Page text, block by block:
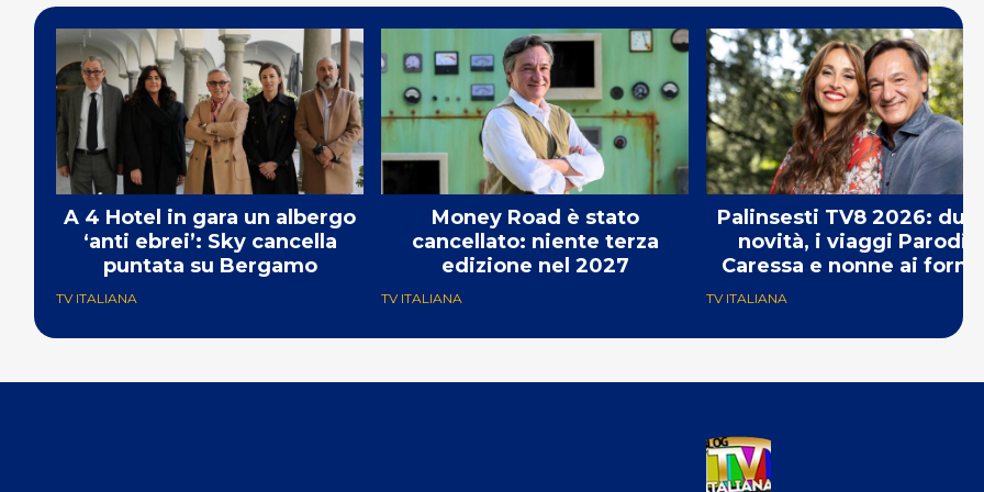
A 4 Hotel in gara un albergo
‘anti ebrei’: Sky cancella
puntata su Bergamo
TV ITALIANA
Money Road è stato
cancellato: niente terza
edizione nel 2027
TV ITALIANA
Palinsesti TV8 2026: due
novità, i viaggi Parodi –
Caressa e nonne ai
TV ITALIANA